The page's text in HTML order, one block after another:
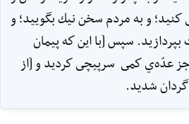
كنيد؛ و به مردم سخن نيك بگوييد؛ و
بپردازيد. سپس [با اين كه پيمان
عدّه‌ي كمى ‌ سرپيچى كرديد و [از
شديد.